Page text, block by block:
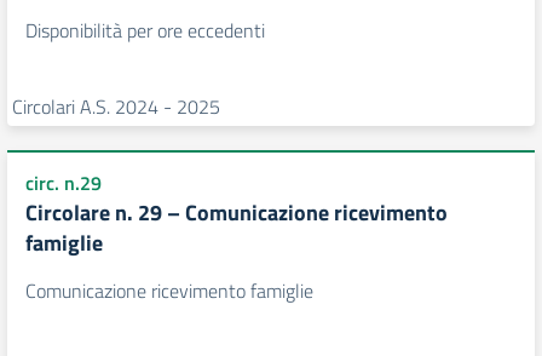
Disponibilità per ore eccedenti
Circolari A.S. 2024 - 2025
circ. n.29
Circolare n. 29 – Comunicazione ricevimento
famiglie
Comunicazione ricevimento famiglie